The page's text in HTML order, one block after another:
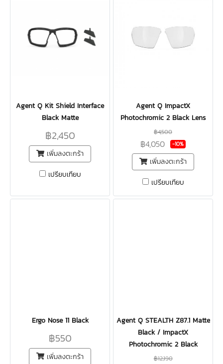
Agent Q Kit Shield Interface
Black Matte
฿2,450
เพิ่มลงตะกร้า
เปรียบเทียบ
Agent Q ImpactX
Photochromic 2 Black Lens
฿4,500
฿4,050 -10%
เพิ่มลงตะกร้า
เปรียบเทียบ
Ergo Nose 11 Black
฿550
เพิ่มลงตะกร้า
Agent Q STEALTH Z87.1 Matte
Black / ImpactX
Photochromic 2 Black
฿12,190